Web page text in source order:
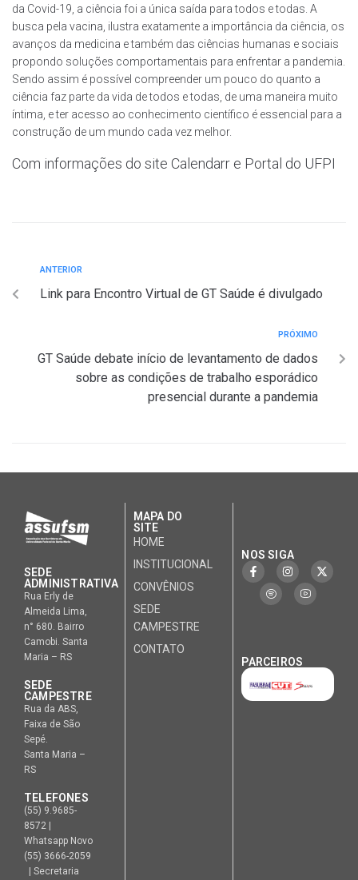
da Covid-19, a ciência foi a única saída para todos e todas. A
busca pela vacina, ilustra exatamente a importância da ciência, os
avanços da medicina e também das ciências humanas e sociais
propondo soluções comportamentais para enfrentar a pandemia.
Sendo assim é possível compreender um pouco do quanto a
ciência faz parte da vida de todos e todas, de uma maneira muito
íntima, e ter acesso ao conhecimento científico é essencial para a
construção de um mundo cada vez melhor.
Com informações do site Calendarr e Portal do UFPI
ANTERIOR
Link para Encontro Virtual de GT Saúde é divulgado
PRÓXIMO
GT Saúde debate início de levantamento de dados
sobre as condições de trabalho esporádico
presencial durante a pandemia
SEDE
ADMINISTRATIVA
Rua Erly de
Almeida Lima,
n° 680. Bairro
Camobi. Santa
Maria – RS
SEDE
CAMPESTRE
Rua da ABS,
Faixa de São
Sepé.
Santa Maria –
RS
TELEFONES
(55) 9.9685-
8572 |
Whatsapp Novo
(55) 3666-2059
| Secretaria
MAPA DO
SITE
HOME
INSTITUCIONAL
CONVÊNIOS
SEDE
CAMPESTRE
CONTATO
NOS SIGA
PARCEIROS